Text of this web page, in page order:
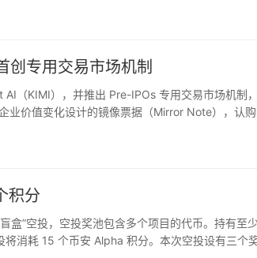
专用交易市场机制
（KIMI），并推出 Pre-IPOs 专用交易市场机制
价值变化设计的镜像票据（Mirror Note），认购
积分
”空投，空投奖池包含多个项目的代币。持有至少
消耗 15 个币安 Alpha 积分。本次空投设有三个